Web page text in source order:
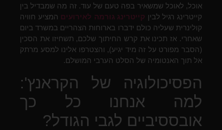
אוכל, לאוכל שמשאיר בפה טעם של עוד. זה מה שמבדיל בין
קייטרינג רגיל לבין קייטרינג גורמה לאירועים המציע חוויה
קולינרית שעליה כולם ידברו בארוחות הצהריים במשרד ביום
שאחרי. אז תכינו את קרש החיתוך שלכם, תשחיזו את הסכין
(הסבר מפורט על זה מיד יגיע), והצטרפו אלינו למסע מרתק
אל תוך האנטומיה של הסלט הערבי המושלם.
הפסיכולוגיה של הקראנץ':
למה אנחנו כל כך
אובססיביים לגבי הגודל?